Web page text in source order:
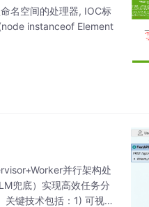
名空间的处理器, IOC标
instanceof Element
并行架构处
兜底）实现高效任务分
键技术包括：1) 可视化